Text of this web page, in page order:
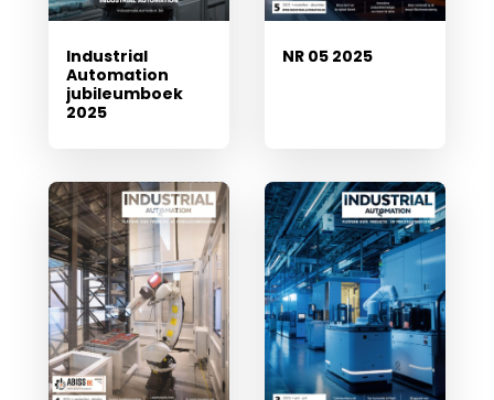
Industrial
Automation
jubileumboek
2025
NR 05 2025